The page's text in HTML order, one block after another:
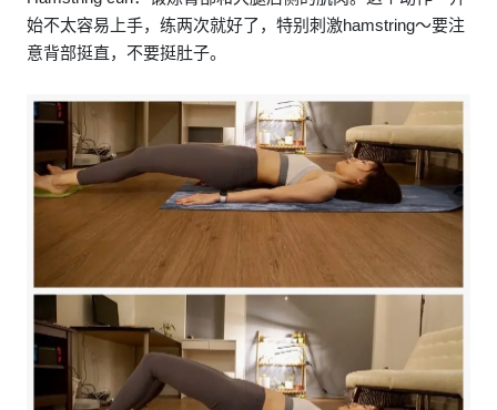
始不太容易上手，练两次就好了，特别刺激hamstring～要注
意背部挺直，不要挺肚子。